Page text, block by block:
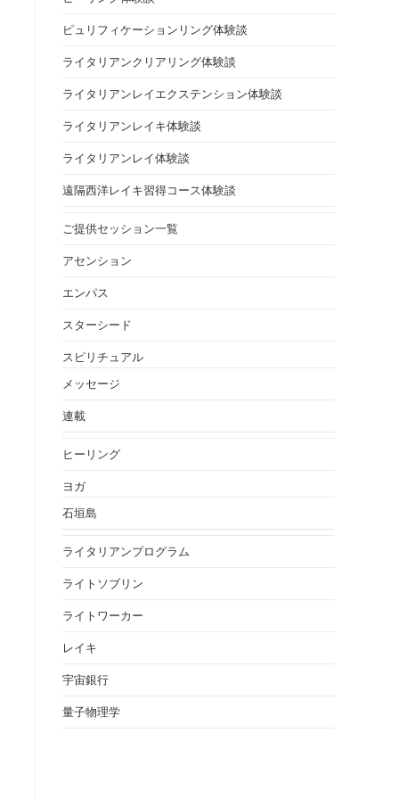
ピュリフィケーションリング体験談
ライタリアンクリアリング体験談
ライタリアンレイエクステンション体験談
ライタリアンレイキ体験談
ライタリアンレイ体験談
遠隔西洋レイキ習得コース体験談
ご提供セッション一覧
アセンション
エンパス
スターシード
スピリチュアル
メッセージ
連載
ヒーリング
ヨガ
石垣島
ライタリアンプログラム
ライトソブリン
ライトワーカー
レイキ
宇宙銀行
量子物理学